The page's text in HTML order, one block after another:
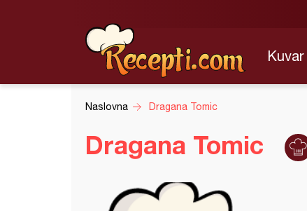
Kuvar
Naslovna Dragana Tomic
Dragana Tomic